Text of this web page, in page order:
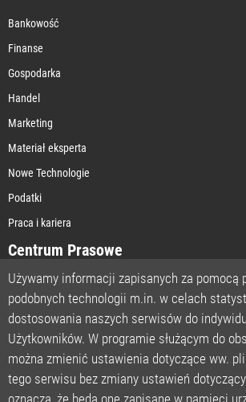
Bankowość
Finanse
Gospodarka
Handel
Marketing
Materiał eksperta
Nowe Technologie
Podatki
Praca i kariera
Centrum Prasowe
STRONA GŁÓWNA
O NAS
POLITYKA PRYWATNOŚCI
REGULAMIN
Używamy informacji zapisanych za pomocą
podobnych technologii m.in. w celach
dostosowania naszych serwisów do
Użytkowników. W programie służącym do
można zmienić ustawienia dotyczące ww.
tego serwisu bez zmiany ustawień
oznacza, że będą one zapisane w pamięci